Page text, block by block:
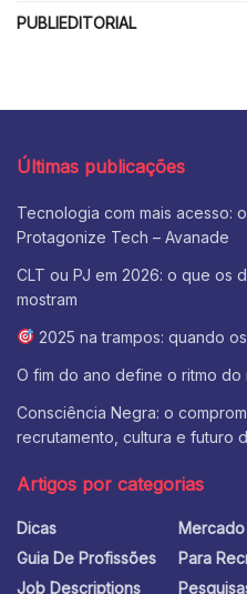
PUBLIEDITORIAL
Últimas publicações
Tecnologia com mais acesso:
Protagonize Tech – Avanade
CLT ou PJ em 2026: o que os
mostram
2025 na trampos: quando
O fim do ano define o ritmo do
Consciência Negra: o
recrutamento, cultura e futuro
Artigos por categorias
Dicas
Guia De Profissões
Job Descriptions
Mercado
Para